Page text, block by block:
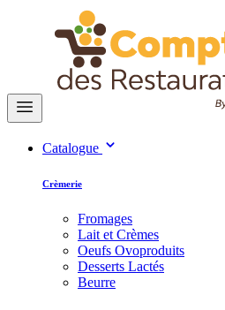
Catalogue
Crèmerie
Fromages
Lait et Crèmes
Oeufs Ovoproduits
Desserts Lactés
Beurre